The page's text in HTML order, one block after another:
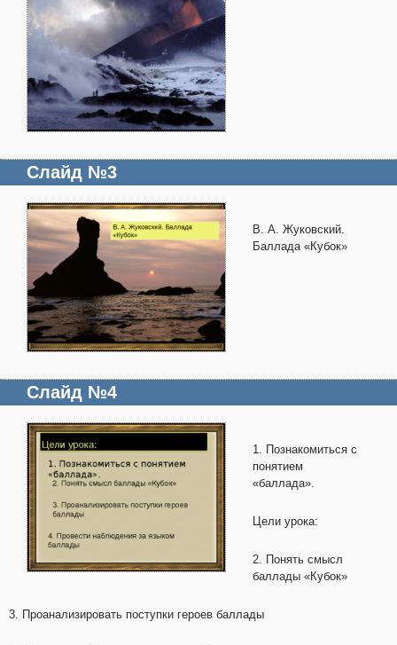
Слайд №3
В. А. Жуковский.
Баллада «Кубок»
Слайд №4
1. Познакомиться с
понятием
«баллада».
Цели урока:
2. Понять смысл
баллады «Кубок»
3. Проанализировать поступки героев баллады